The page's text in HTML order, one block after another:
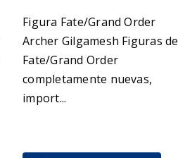
Figura Fate/Grand Order
Archer Gilgamesh Figuras de
Fate/Grand Order
completamente nuevas,
import...